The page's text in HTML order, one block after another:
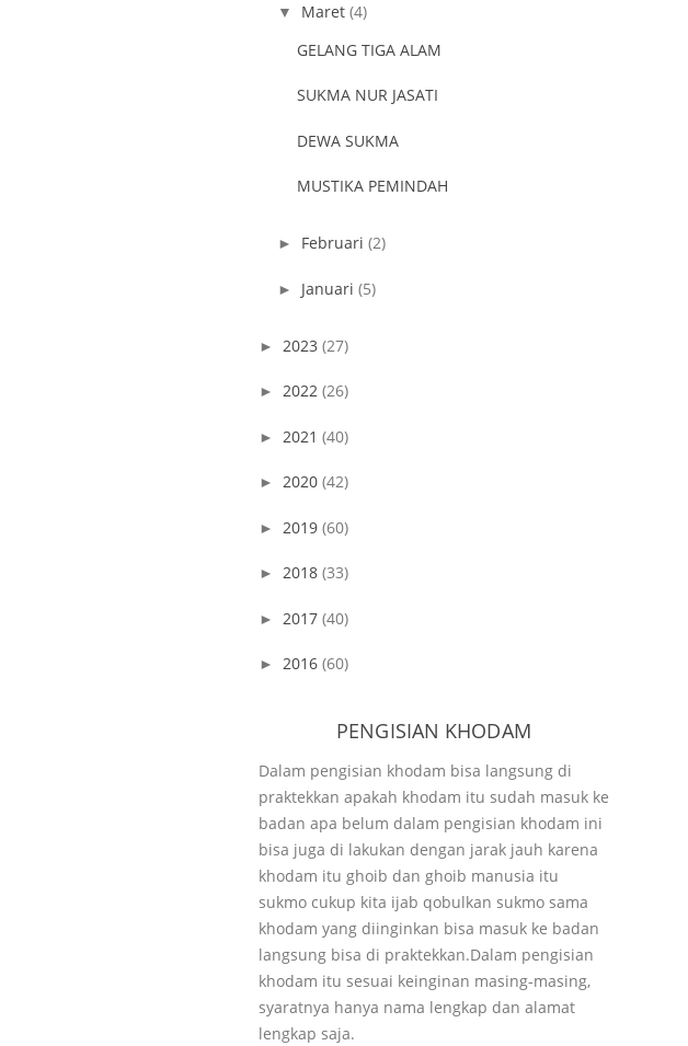
▼ Maret (4)
GELANG TIGA ALAM
SUKMA NUR JASATI
DEWA SUKMA
MUSTIKA PEMINDAH
► Februari (2)
► Januari (5)
► 2023 (27)
► 2022 (26)
► 2021 (40)
► 2020 (42)
► 2019 (60)
► 2018 (33)
► 2017 (40)
► 2016 (60)
PENGISIAN KHODAM
Dalam pengisian khodam bisa langsung di
praktekkan apakah khodam itu sudah masuk ke
badan apa belum dalam pengisian khodam ini
bisa juga di lakukan dengan jarak jauh karena
khodam itu ghoib dan ghoib manusia itu
sukmo cukup kita ijab qobulkan sukmo sama
khodam yang diinginkan bisa masuk ke badan
langsung bisa di praktekkan.Dalam pengisian
khodam itu sesuai keinginan masing-masing,
syaratnya hanya nama lengkap dan alamat
lengkap saja.